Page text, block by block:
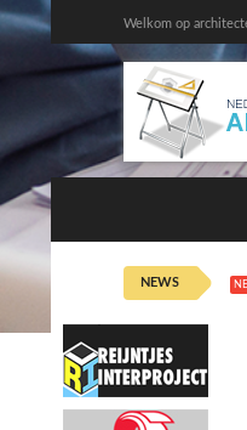
Welkom op
NEWS